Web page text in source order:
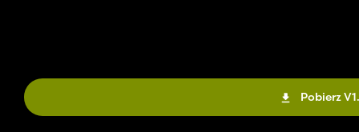
Pobierz